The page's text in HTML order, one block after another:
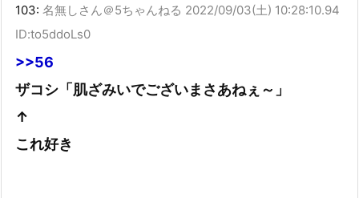
103: 名無しさん＠5ちゃんねる 2022/09/03(土) 10:28:10.94
ID:to5ddoLs0
>>56
ザコシ「肌ざみいでございまさあねぇ～」
↑
これ好き